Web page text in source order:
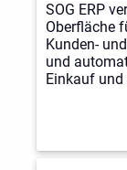
SOG ERP
Oberfläche
Kunden-
und
Einkauf und